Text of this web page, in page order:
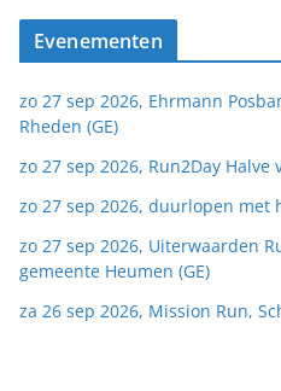
Evenementen
zo 27 sep 2026, Ehrmann
Rheden (GE)
zo 27 sep 2026, Run2Day
zo 27 sep 2026, duurlopen met
zo 27 sep 2026, Uiterwaarden
gemeente Heumen (GE)
za 26 sep 2026, Mission Run,